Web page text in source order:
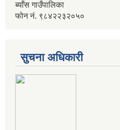
ब्याँस गाउँपालिका
फोन नं. ९८४२२३२०५०
सुचना अधिकारी